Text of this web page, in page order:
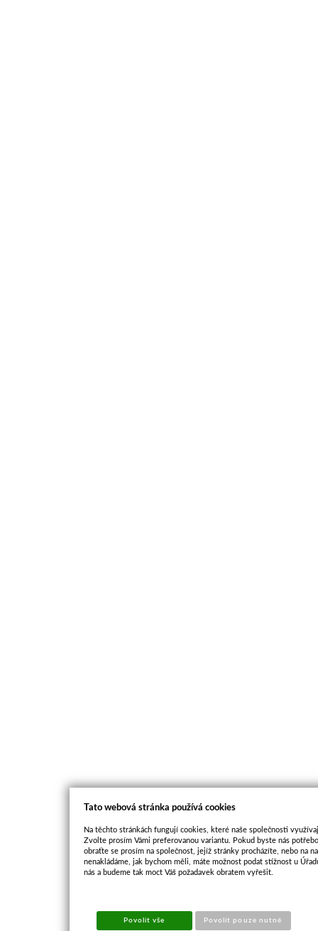
Tato webová stránka používá cookies
Na těchto stránkách fungují cookies, které naše společnosti
Zvolte prosím Vámi preferovanou variantu. Pokud byste nás
obraťte se prosím na společnost, jejíž stránky procházíte, nebo na
nenakládáme, jak bychom měli, máte možnost podat stížnost u
nás a budeme tak moct Váš požadavek obratem vyřešit.
Povolit vše Povolit pouze nutné